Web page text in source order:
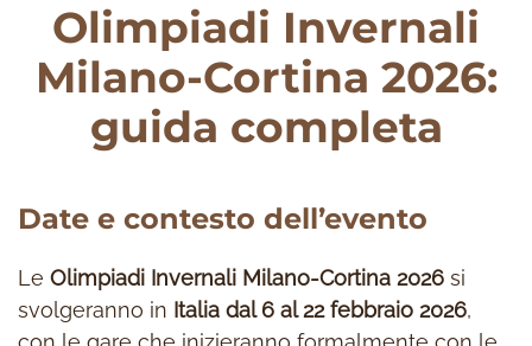
Olimpiadi Invernali
Milano-Cortina 2026:
guida completa
Date e contesto dell’evento
Le Olimpiadi Invernali Milano-Cortina 2026 si
svolgeranno in Italia dal 6 al 22 febbraio 2026,